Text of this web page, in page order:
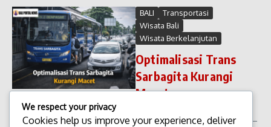
BALI
Transportasi
Wisata Bali
Wisata Berkelanjutan
Optimalisasi Trans
Sarbagita Kurangi
Macet
Kurangi Macet Denpasar, Bali –
We respect your privacy
Cookies help us improve your experience, deliver